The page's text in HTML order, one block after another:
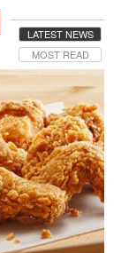
LATEST NEWS
MOST READ